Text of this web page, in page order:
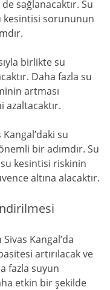
sağlanacaktır. Su
kesintisi sorununun
birlikte su
Daha fazla su
artması
Kangal’daki su
bir adımdır. Su
kesintisi riskinin
altına alacaktır.
Kangal’da
artırılacak ve
fazla suyun
etkin bir şekilde